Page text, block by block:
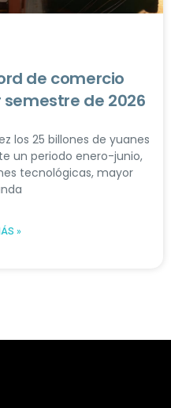
de comercio
de 2026
los 25 billones de yuanes
un periodo enero-junio,
tecnológicas, mayor
»